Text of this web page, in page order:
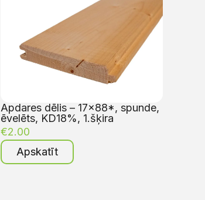
Apdares dēlis – 17×88*, spunde,
ēvelēts, KD18%, 1.šķira
€2.00
Apskatīt